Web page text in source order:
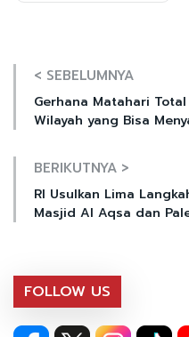
< SEBELUMNYA
Gerhana Matahari
Wilayah yang Bisa
BERIKUTNYA >
RI Usulkan Lima
Masjid Al Aqsa dan
FOLLOW US